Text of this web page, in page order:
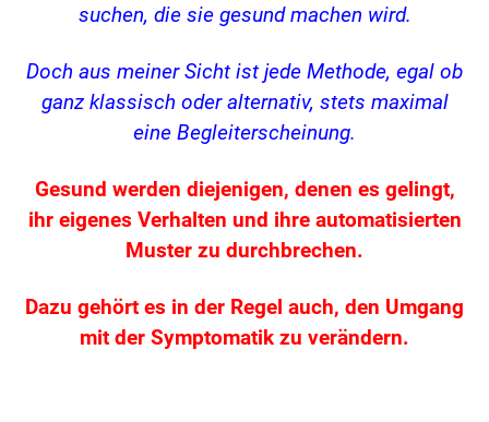
suchen, die sie gesund machen wird.
Doch aus meiner Sicht ist jede Methode, egal ob
ganz klassisch oder alternativ, stets maximal
eine Begleiterscheinung.
Gesund werden diejenigen, denen es gelingt,
ihr eigenes Verhalten und ihre automatisierten
Muster zu durchbrechen.
Dazu gehört es in der Regel auch, den Umgang
mit der Symptomatik zu verändern.